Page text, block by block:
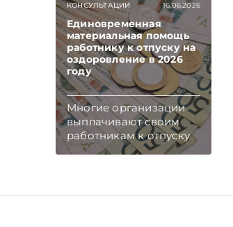
КОНСУЛЬТАЦИИ 16.06.2026
Единовременная
материальная помощь
работнику к отпуску на
оздоровление в 2026
году
Многие организации
выплачивают своим
работникам к отпуску
единовременную